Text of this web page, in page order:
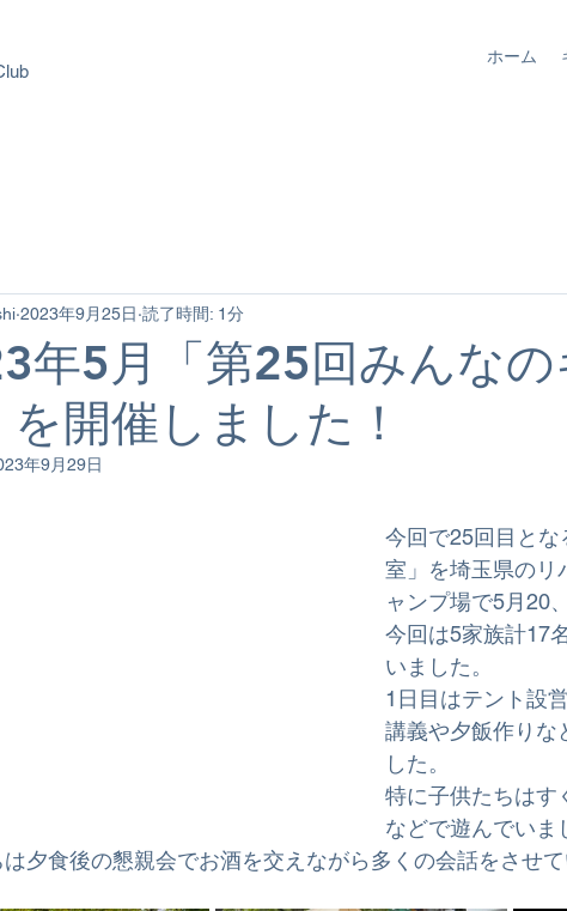
ホーム
年5月「第25回みんな
開催しました！
2023年9月25日 読了時間: 1分
年9月29日
今回で25回目と
室」を埼玉県のリ
ャンプ場で5月20
今回は5家族計17
いました。
1日目はテント設
講義や夕飯作りな
した。
特に子供たちはす
などで遊んでいま
夕食後の懇親会でお酒を交えながら多くの会話をさせて